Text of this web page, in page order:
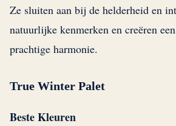
Ze sluiten aan bij de helderheid en
natuurlijke kenmerken en creëren
prachtige harmonie.
True Winter Palet
Beste Kleuren